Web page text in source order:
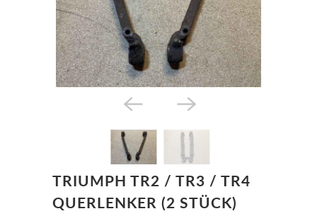
TRIUMPH TR2 / TR3 / TR4
QUERLENKER (2 STÜCK)